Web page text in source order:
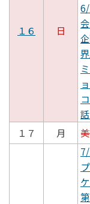
１６ 日
界
１７
月